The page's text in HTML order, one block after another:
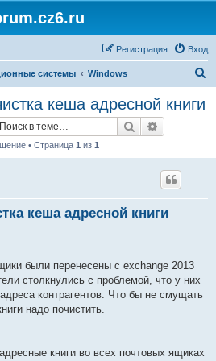
Вход
Регистрация
системы Windows
кеша адресной книги
Поиск
• Страница 1 из 1
кеша адресной книги
были перенесены с exchange 2013
столкнулись с проблемой, что у них
контрагентов. Что бы не смущать
надо почистить.
книги во всех почтовых ящиках